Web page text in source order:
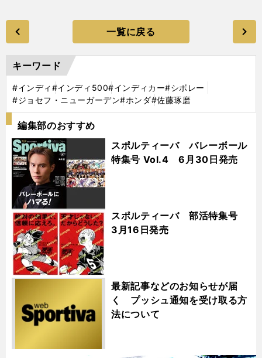
一覧に戻る
キーワード
#インディ #インディ500#インディカー#シボレー
#ジョセフ・ニューガーデン#ホンダ#佐藤琢磨
編集部のおすすめ
スポルティーバ バレーボール
特集号 Vol.4 6月30日発売
スポルティーバ 部活特集号
3月16日発売
最新記事などのお知らせが届
く プッシュ通知を受け取る方
法について